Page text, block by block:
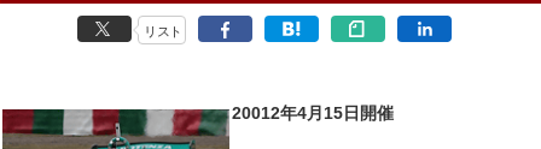
リスト
20012年4月15日開催